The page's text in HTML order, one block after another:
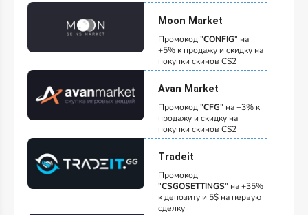
Moon Market
Промокод "CONFIG" на
+5% к продажу и скидку на
покупки скинов CS2
Avan Market
Промокод "CFG" на +3% к
продажу и скидку на
покупки скинов CS2
Tradeit
Промокод
"CSGOSETTINGS" на +35%
к депозиту и 5$ на первую
сделку